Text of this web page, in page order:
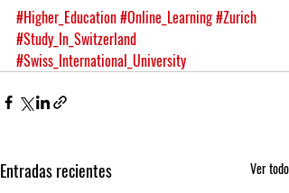
#Higher_Education#Online_Learning#Zurich
#Study_In_Switzerland
#Swiss_International_University
Entradas recientes Ver todo